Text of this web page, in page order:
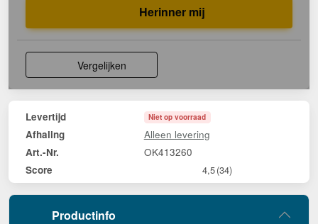
Herinner mij
Vergelijken
Levertijd Niet op voorraad
Afhaling Alleen levering
Art.-Nr. OK413260
Score 4,5(34)
Productinfo